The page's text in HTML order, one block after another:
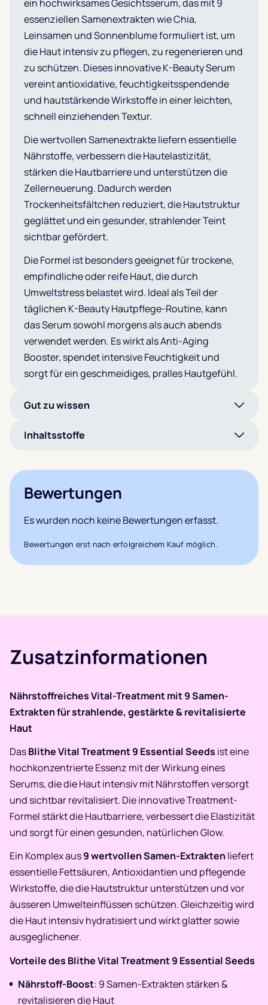
ein hochwirksames Gesichtsserum, das mit 9
essenziellen Samenextrakten wie Chia,
Leinsamen und Sonnenblume formuliert ist, um
die Haut intensiv zu pflegen, zu regenerieren und
zu schützen. Dieses innovative K-Beauty Serum
vereint antioxidative, feuchtigkeitsspendende
und hautstärkende Wirkstoffe in einer leichten,
schnell einziehenden Textur.
Die wertvollen Samenextrakte liefern essentielle
Nährstoffe, verbessern die Hautelastizität,
stärken die Hautbarriere und unterstützen die
Zellerneuerung. Dadurch werden
Trockenheitsfältchen reduziert, die Hautstruktur
geglättet und ein gesunder, strahlender Teint
sichtbar gefördert.
Die Formel ist besonders geeignet für trockene,
empfindliche oder reife Haut, die durch
Umweltstress belastet wird. Ideal als Teil der
täglichen K-Beauty Hautpflege-Routine, kann
das Serum sowohl morgens als auch abends
verwendet werden. Es wirkt als Anti-Aging
Booster, spendet intensive Feuchtigkeit und
sorgt für ein geschmeidiges, pralles Hautgefühl.
Gut zu wissen
Inhaltsstoffe
Bewertungen
Es wurden noch keine Bewertungen erfasst.
Bewertungen erst nach erfolgreichem Kauf möglich.
Zusatzinformationen
Nährstoffreiches Vital-Treatment mit 9 Samen-
Extrakten für strahlende, gestärkte & revitalisierte
Haut
DasBlithe Vital Treatment 9 Essential Seeds ist eine
hochkonzentrierte Essenz mit der Wirkung eines
Serums, die die Haut intensiv mit Nährstoffen versorgt
und sichtbar revitalisiert. Die innovative Treatment-
Formel stärkt die Hautbarriere, verbessert die Elastizität
und sorgt für einen gesunden, natürlichen Glow.
Ein Komplex aus9 wertvollen Samen-Extrakten liefert
essentielle Fettsäuren, Antioxidantien und pflegende
Wirkstoffe, die die Hautstruktur unterstützen und vor
äusseren Umwelteinflüssen schützen. Gleichzeitig wird
die Haut intensiv hydratisiert und wirkt glatter sowie
ausgeglichener.
Vorteile des Blithe Vital Treatment 9 Essential Seeds
Nährstoff-Boost: 9 Samen-Extrakten stärken &
revitalisieren die Haut